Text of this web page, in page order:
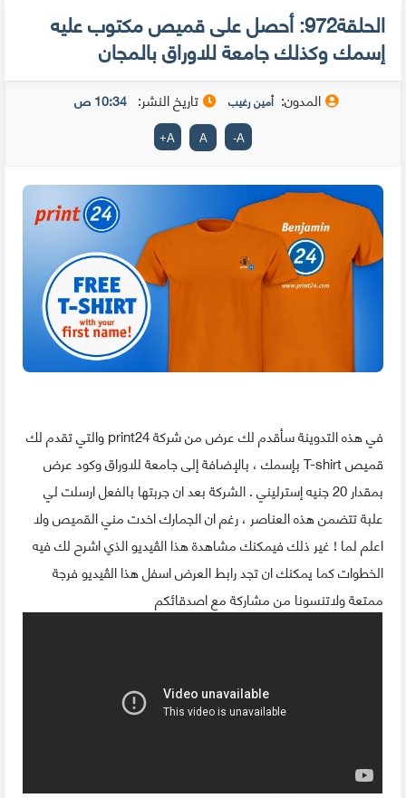
الحلقة972: أحصل على قميص مكتوب عليه
إسمك وكذلك جامعة للاوراق بالمجان
المدون: أمين رغيب تاريخ النشر: 10:34 ص
A
-
A
A
+
في هذه التدوينة سأقدم لك عرض من شركة print24 والتي تقدم لك
قميص T-shirt بإسمك ، بالإضافة إلى جامعة للاوراق وكود عرض
بمقدار 20 جنيه إسترليني . الشركة بعد ان جربتها بالفعل ارسلت لي
علبة تتضمن هذه العناصر ، رغم ان الجمارك اخدت مني القميص ولا
اعلم لما ! غير ذلك فيمكنك مشاهدة هذا الڤيديو الذي اشرح لك فيه
الخطوات كما يمكنك ان تجد رابط العرض اسفل هذا الڤيديو فرجة
ممتعة ولاتنسونا من مشاركة مع اصدقائكم